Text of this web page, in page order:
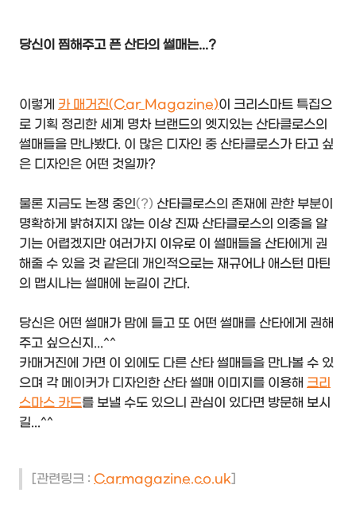
당신이 찜해주고 픈 산타의 썰매는...?
이렇게 카 매거진(Car Magazine)이 크리스마트 특집으
로 기획 정리한 세계 명차 브랜드의 엣지있는 산타클로스의
썰매들을 만나봤다. 이 많은 디자인 중 산타클로스가 타고 싶
은 디자인은 어떤 것일까?
물론 지금도 논쟁 중인(?) 산타클로스의 존재에 관한 부분이
명확하게 밝혀지지 않는 이상 진짜 산타클로스의 의중을 알
기는 어렵겠지만 여러가지 이유로 이 썰매들을 산타에게 권
해줄 수 있을 것 같은데 개인적으로는 재규어나 애스턴 마틴
의 맵시나는 썰매에 눈길이 간다.
당신은 어떤 썰매가 맘에 들고 또 어떤 썰매를 산타에게 권해
주고 싶으신지...^^
카매거진에 가면 이 외에도 다른 산타 썰매들을 만나볼 수 있
으며 각 메이커가 디자인한 산타 썰매 이미지를 이용해 크리
스마스 카드를 보낼 수도 있으니 관심이 있다면 방문해 보시
길...^^
[관련링크 : Carmagazine.co.uk]